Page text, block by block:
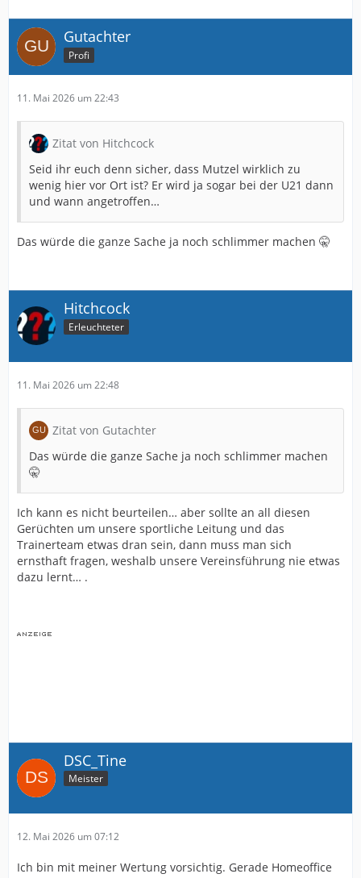
Gutachter
Profi
11. Mai 2026 um 22:43
Zitat von Hitchcock
Seid ihr euch denn sicher, dass Mutzel wirklich zu
wenig hier vor Ort ist? Er wird ja sogar bei der U21 dann
und wann angetroffen…
Das würde die ganze Sache ja noch schlimmer machen 🤫
Hitchcock
Erleuchteter
11. Mai 2026 um 22:48
Zitat von Gutachter
Das würde die ganze Sache ja noch schlimmer machen
🤫
Ich kann es nicht beurteilen… aber sollte an all diesen
Gerüchten um unsere sportliche Leitung und das
Trainerteam etwas dran sein, dann muss man sich
ernsthaft fragen, weshalb unsere Vereinsführung nie etwas
dazu lernt… .
DSC_Tine
Meister
12. Mai 2026 um 07:12
Ich bin mit meiner Wertung vorsichtig. Gerade Homeoffice